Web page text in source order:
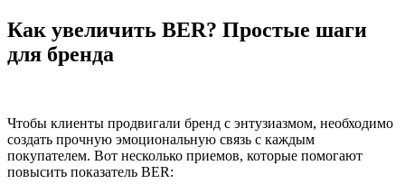
Как увеличить BER? Простые шаги
для бренда
Чтобы клиенты продвигали бренд с энтузиазмом, необходимо
создать прочную эмоциональную связь с каждым
покупателем. Вот несколько приемов, которые помогают
повысить показатель BER: